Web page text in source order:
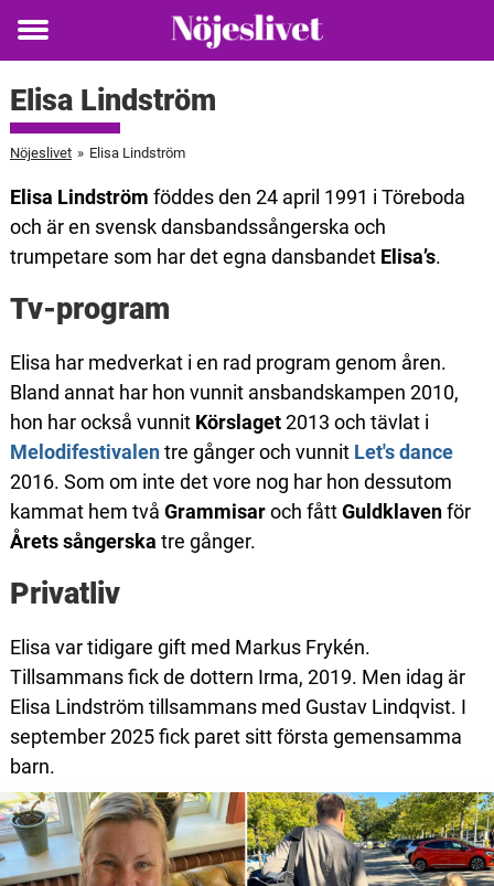
Toggle
Elisa Lindström
Nöjeslivet » Elisa Lindström
Elisa Lindström föddes den 24 april 1991 i Töreboda
och är en svensk dansbandssångerska och
trumpetare som har det egna dansbandet Elisa’s.
Tv-program
Elisa har medverkat i en rad program genom åren.
Bland annat har hon vunnit ansbandskampen 2010,
hon har också vunnit Körslaget2013 och tävlat i
Melodifestivalentre gånger och vunnitLet's dance
2016. Som om inte det vore nog har hon dessutom
kammat hem två Grammisaroch fåttGuldklavenför
Årets sångerska tre gånger.
Privatliv
Elisa var tidigare gift med Markus Frykén.
Tillsammans fick de dottern Irma, 2019. Men idag är
Elisa Lindström tillsammans med Gustav Lindqvist. I
september 2025 fick paret sitt första gemensamma
barn.